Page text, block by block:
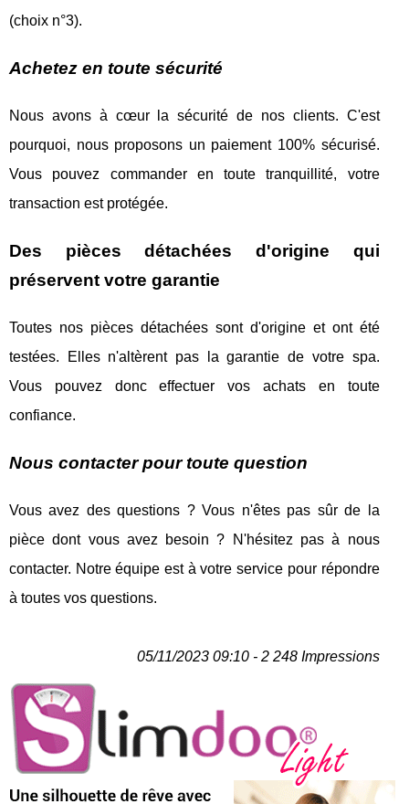
(choix n°3).
Achetez en toute sécurité
Nous avons à cœur la sécurité de nos clients. C'est
pourquoi, nous proposons un paiement 100% sécurisé.
Vous pouvez commander en toute tranquillité, votre
transaction est protégée.
Des pièces détachées d'origine qui
préservent votre garantie
Toutes nos pièces détachées sont d'origine et ont été
testées. Elles n'altèrent pas la garantie de votre spa.
Vous pouvez donc effectuer vos achats en toute
confiance.
Nous contacter pour toute question
Vous avez des questions ? Vous n'êtes pas sûr de la
pièce dont vous avez besoin ? N'hésitez pas à nous
contacter. Notre équipe est à votre service pour répondre
à toutes vos questions.
05/11/2023 09:10 - 2 248 Impressions